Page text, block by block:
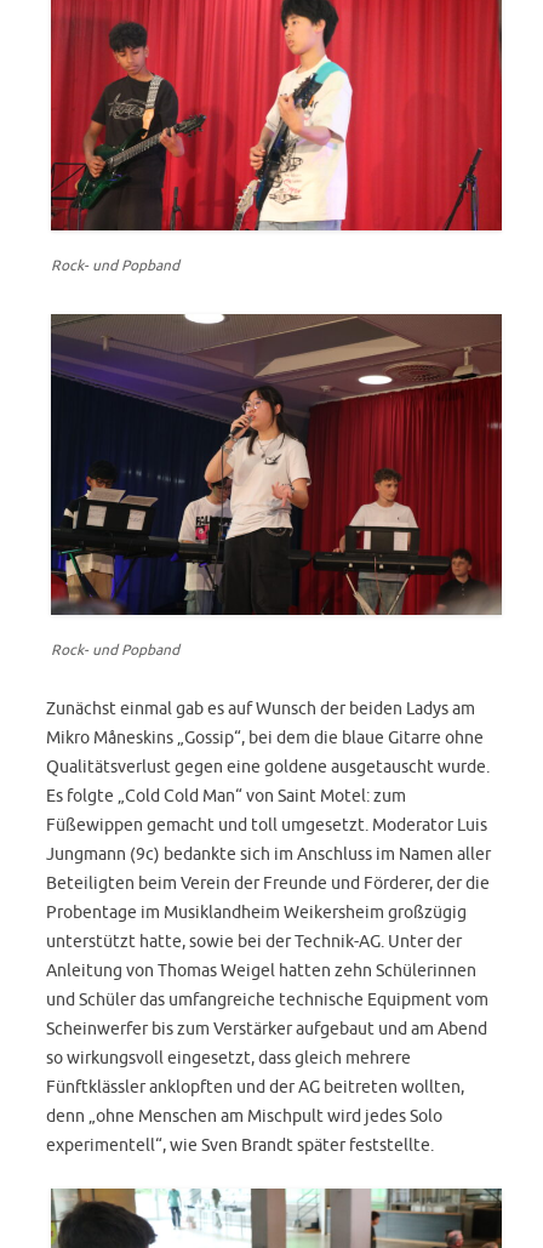
Rock- und Popband
Rock- und Popband
Zunächst einmal gab es auf Wunsch der beiden Ladys am
Mikro Måneskins „Gossip“, bei dem die blaue Gitarre ohne
Qualitätsverlust gegen eine goldene ausgetauscht wurde.
Es folgte „Cold Cold Man“ von Saint Motel: zum
Füßewippen gemacht und toll umgesetzt. Moderator Luis
Jungmann (9c) bedankte sich im Anschluss im Namen aller
Beteiligten beim Verein der Freunde und Förderer, der die
Probentage im Musiklandheim Weikersheim großzügig
unterstützt hatte, sowie bei der Technik-AG. Unter der
Anleitung von Thomas Weigel hatten zehn Schülerinnen
und Schüler das umfangreiche technische Equipment vom
Scheinwerfer bis zum Verstärker aufgebaut und am Abend
so wirkungsvoll eingesetzt, dass gleich mehrere
Fünftklässler anklopften und der AG beitreten wollten,
denn „ohne Menschen am Mischpult wird jedes Solo
experimentell“, wie Sven Brandt später feststellte.